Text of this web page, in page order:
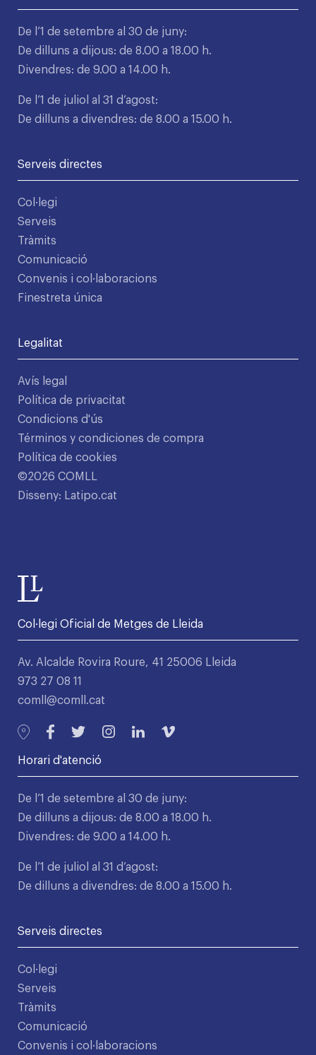
De l’1 de setembre al 30 de juny:
De dilluns a dijous: de 8.00 a 18.00 h.
Divendres: de 9.00 a 14.00 h.
De l’1 de juliol al 31 d’agost:
De dilluns a divendres: de 8.00 a 15.00 h.
Serveis directes
Col·legi
Serveis
Tràmits
Comunicació
Convenis i col·laboracions
Finestreta única
Legalitat
Avís legal
Política de privacitat
Condicions d'ús
Términos y condiciones de compra
Política de cookies
©2026 COMLL
Disseny: Latipo.cat
Col·legi Oficial de Metges de Lleida
Av. Alcalde Rovira Roure, 41 25006 Lleida
973 27 08 11
comll@comll.cat
Horari d'atenció
De l’1 de setembre al 30 de juny:
De dilluns a dijous: de 8.00 a 18.00 h.
Divendres: de 9.00 a 14.00 h.
De l’1 de juliol al 31 d’agost:
De dilluns a divendres: de 8.00 a 15.00 h.
Serveis directes
Col·legi
Serveis
Tràmits
Comunicació
Convenis i col·laboracions